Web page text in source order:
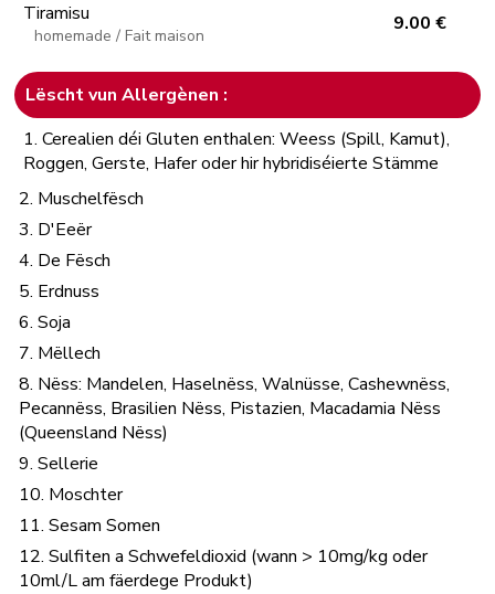
Tiramisu
homemade / Fait maison
9.00 €
Lëscht vun Allergènen :
1. Cerealien déi Gluten enthalen: Weess (Spill, Kamut),
Roggen, Gerste, Hafer oder hir hybridiséierte Stämme
2. Muschelfësch
3. D'Eeër
4. De Fësch
5. Erdnuss
6. Soja
7. Mëllech
8. Nëss: Mandelen, Haselnëss, Walnüsse, Cashewnëss,
Pecannëss, Brasilien Nëss, Pistazien, Macadamia Nëss
(Queensland Nëss)
9. Sellerie
10. Moschter
11. Sesam Somen
12. Sulfiten a Schwefeldioxid (wann > 10mg/kg oder
10ml/L am fäerdege Produkt)